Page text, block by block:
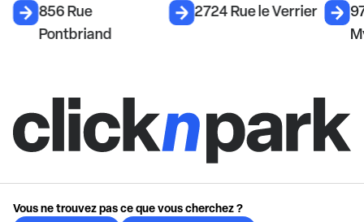
856 Rue
Pontbriand
2724 Rue le Verrier
Vous ne trouvez pas ce que vous cherchez ?